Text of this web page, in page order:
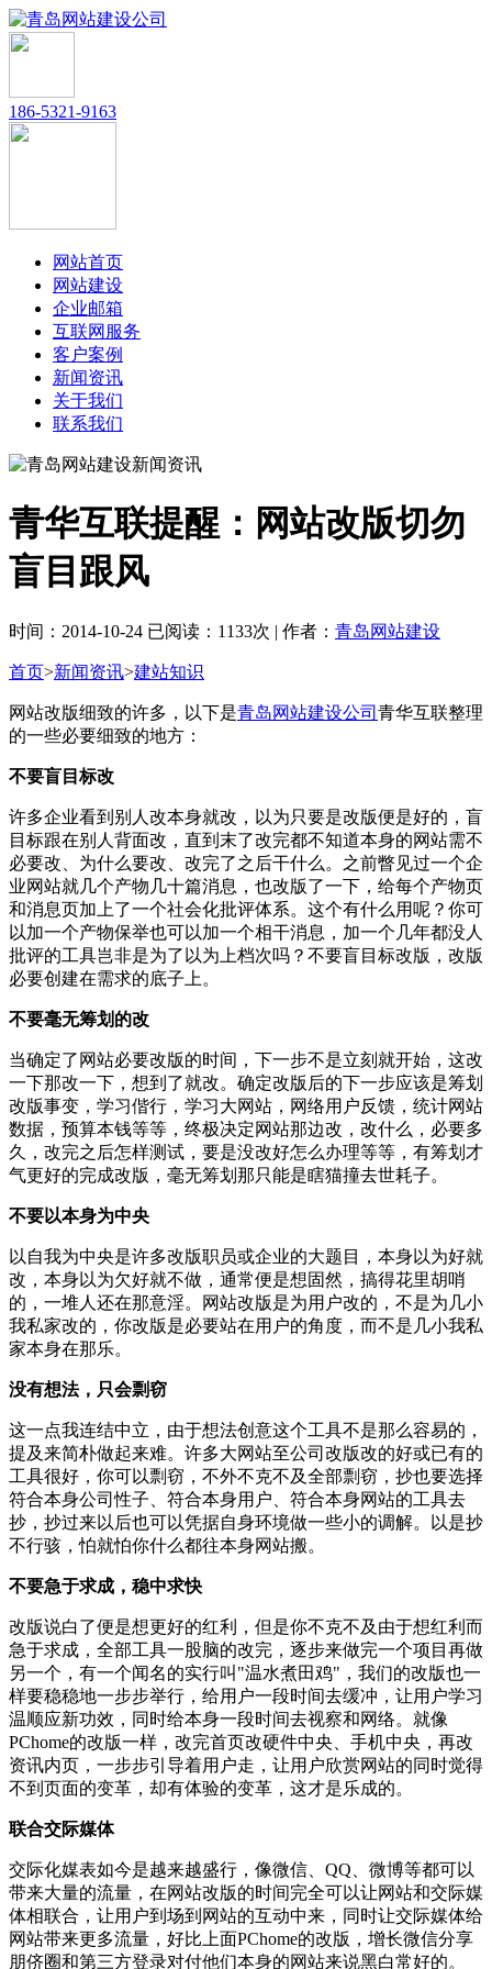
186-5321-9163
网站首页
网站建设
企业邮箱
互联网服务
客户案例
新闻资讯
关于我们
联系我们
青华互联提醒：网站改版切勿
盲目跟风
时间：2014-10-24 已阅读：1133次 | 作者： 青岛网站建设
首页>新闻资讯>建站知识
网站改版细致的许多，以下是青岛网站建设公司 青华互联整理
的一些必要细致的地方：
不要盲目标改
许多企业看到别人改本身就改，以为只要是改版便是好的，盲
目标跟在别人背面改，直到末了改完都不知道本身的网站需不
必要改、为什么要改、改完了之后干什么。之前瞥见过一个企
业网站就几个产物几十篇消息，也改版了一下，给每个产物页
和消息页加上了一个社会化批评体系。这个有什么用呢？你可
以加一个产物保举也可以加一个相干消息，加一个几年都没人
批评的工具岂非是为了以为上档次吗？不要盲目标改版，改版
必要创建在需求的底子上。
不要毫无筹划的改
当确定了网站必要改版的时间，下一步不是立刻就开始，这改
一下那改一下，想到了就改。确定改版后的下一步应该是筹划
改版事变，学习偕行，学习大网站，网络用户反馈，统计网站
数据，预算本钱等等，终极决定网站那边改，改什么，必要多
久，改完之后怎样测试，要是没改好怎么办理等等，有筹划才
气更好的完成改版，毫无筹划那只能是瞎猫撞去世耗子。
不要以本身为中央
以自我为中央是许多改版职员或企业的大题目，本身以为好就
改，本身以为欠好就不做，通常便是想固然，搞得花里胡哨
的，一堆人还在那意淫。网站改版是为用户改的，不是为几小
我私家改的，你改版是必要站在用户的角度，而不是几小我私
家本身在那乐。
没有想法，只会剽窃
这一点我连结中立，由于想法创意这个工具不是那么容易的，
提及来简朴做起来难。许多大网站至公司改版改的好或已有的
工具很好，你可以剽窃，不外不克不及全部剽窃，抄也要选择
符合本身公司性子、符合本身用户、符合本身网站的工具去
抄，抄过来以后也可以凭据自身环境做一些小的调解。以是抄
不行骇，怕就怕你什么都往本身网站搬。
不要急于求成，稳中求快
改版说白了便是想更好的红利，但是你不克不及由于想红利而
急于求成，全部工具一股脑的改完，逐步来做完一个项目再做
另一个，有一个闻名的实行叫"温水煮田鸡"，我们的改版也一
样要稳稳地一步步举行，给用户一段时间去缓冲，让用户学习
温顺应新功效，同时给本身一段时间去视察和网络。就像
PChome的改版一样，改完首页改硬件中央、手机中央，再改
资讯内页，一步步引导着用户走，让用户欣赏网站的同时觉得
不到页面的变革，却有体验的变革，这才是乐成的。
联合交际媒体
交际化媒表如今是越来越盛行，像微信、QQ、微博等都可以
带来大量的流量，在网站改版的时间完全可以让网站和交际媒
体相联合，让用户到场到网站的互动中来，同时让交际媒体给
网站带来更多流量，好比上面PChome的改版，增长微信分享
朋侪圈和第三方登录对付他们本身的网站来说黑白常好的。